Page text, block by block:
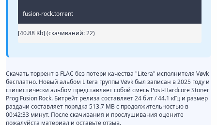
fusion-rock.torrent
[40.88 Kb] (cкачиваний: 22)
Скачать торрент в FLAC без потери качества "Litera" исполнителя Vøvk
бесплатно. Новый альбом Litera группы Vøvk был записан в 2025 году и
стилистически альбом представляет собой смесь Post-Hardcore Stoner
Prog Fusion Rock. Битрейт релиза составляет 24 бит / 44.1 кГц и размер
раздачи составляет порядка 513.7 MB с продолжительностью в
00:42:33 минут. После скачивания и прослушивания оцените
пожалуйста материал и оставьте отзыв.